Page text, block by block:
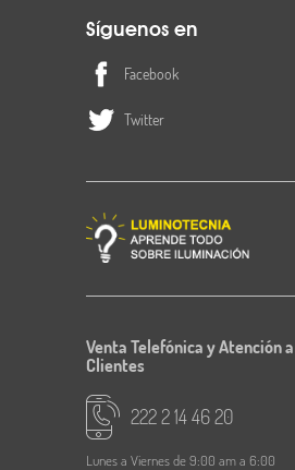
Síguenos en
Facebook
Twitter
Venta Telefónica y Atención a
Clientes
222 2 14 46 20
Lunes a Viernes de 9:00 am a 6:00